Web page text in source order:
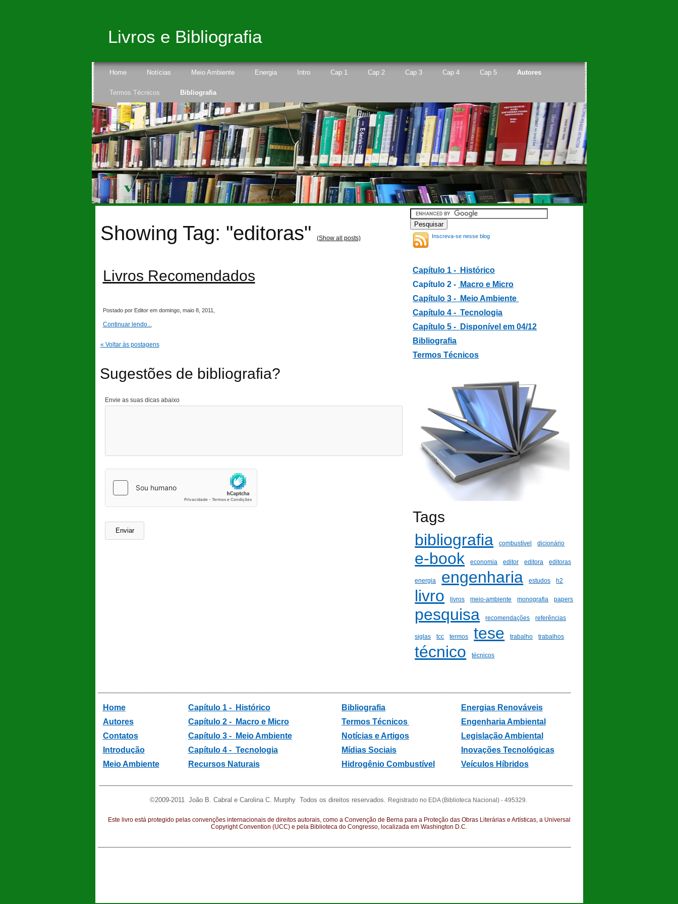
Livros e Bibliografia
Home Notícias Meio Ambiente Energia Intro Cap 1 Cap 2 Cap 3 Cap 4 Cap 5 Autores
Termos Técnicos Bibliografia
Showing Tag: "editoras" (Show all posts)
Livros Recomendados
Postado por Editor em domingo, maio 8, 2011,
Continuar lendo...
« Voltar às postagens
Sugestões de bibliografia?
Envie as suas dicas abaixo
Inscreva-se nesse blog
Capítulo 1 - Histórico
Capítulo 2 -
Macro e Micro
Capítulo 3 - Meio Ambiente
Capítulo 4 - Tecnologia
Capítulo 5 - Disponível em 04/12
Bibliografia
Termos Técnicos
Tags
bibliografia combustível dicionário
e-book economia editor editora editoras
energia engenharia estudos h2
livro livros meio-ambiente monografia papers
pesquisa recomendações referências
siglas tcc termos tese trabalho trabalhos
técnico técnicos
Home
Autores
Contatos
Introdução
Meio Ambiente
Capítulo 1 - Histórico
Capítulo 2 -
Macro e Micro
Capítulo 3 -
Meio Ambiente
Capítulo 4 - Tecnologia
Recursos Naturais
Bibliografia
Termos Técnicos
Notícias e Artigos
Mídias Sociais
Hidrogênio Combustível
Energias Renováveis
Engenharia Ambiental
Legislação Ambiental
Inovações Tecnológicas
Veículos Híbridos
©2009-2011 João B. Cabral e Carolina C. Murphy Todos os direitos reservados. Registrado no EDA (Biblioteca Nacional) - 495329.
Este livro está protegido pelas convenções internacionais de direitos autorais, como a Convenção de Berna para a Proteção das Obras Literárias e Artísticas, a Universal
Copyright Convention (UCC) e pela Biblioteca do Congresso, localizada em Washington D.C.